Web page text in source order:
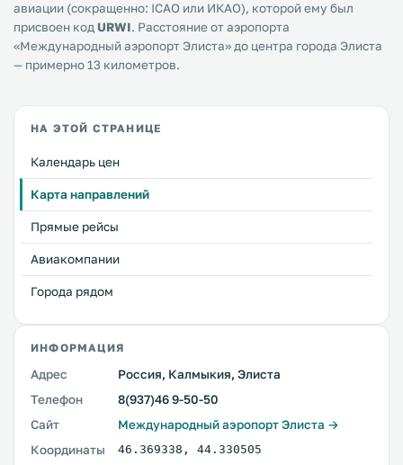
авиации (сокращенно: ICAO или ИКАО), которой ему был
присвоен код URWI. Расстояние от аэропорта
«Международный аэропорт Элиста» до центра города Элиста
— примерно 13 километров.
НА ЭТОЙ СТРАНИЦЕ
Календарь цен
Карта направлений
Прямые рейсы
Авиакомпании
Города рядом
ИНФОРМАЦИЯ
Адрес
Россия, Калмыкия, Элиста
Телефон
8(937)46 9-50-50
Сайт
Международный аэропорт Элиста →
Координаты
46.369338 , 44.330505